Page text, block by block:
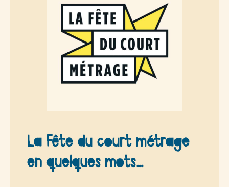
La Fête du court métrage
en quelques mots…